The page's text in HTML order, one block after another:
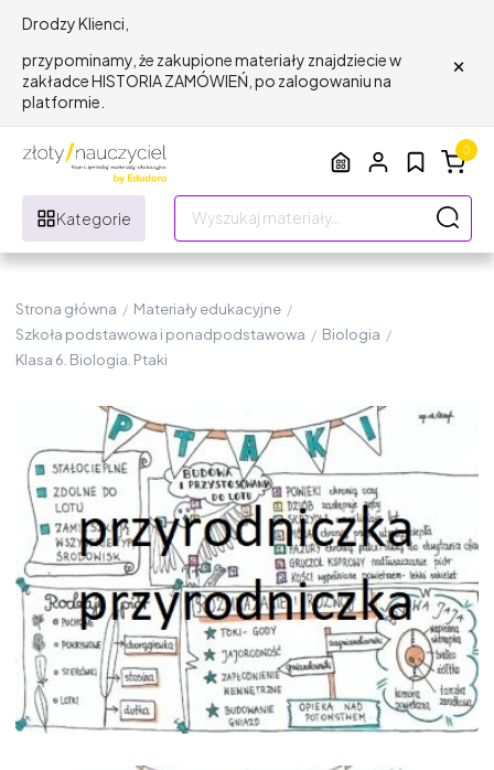
Drodzy Klienci,
przypominamy, że zakupione materiały znajdziecie w
zakładce HISTORIA ZAMÓWIEŃ, po zalogowaniu na
platformie.
×
Kategorie
0
Strona główna / Materiały edukacyjne /
Szkoła podstawowa i ponadpodstawowa / Biologia /
Klasa 6. Biologia. Ptaki